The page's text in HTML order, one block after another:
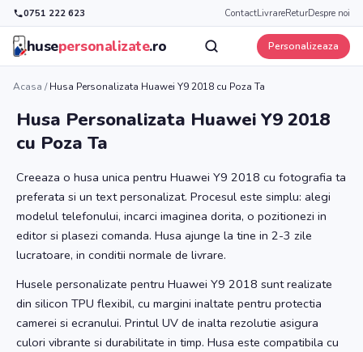
0751 222 623 ContactLivrareReturDespre noi
husepersonalizate.ro Personalizeaza
Acasa /Husa Personalizata Huawei Y9 2018 cu Poza Ta
Husa Personalizata Huawei Y9 2018
cu Poza Ta
Creeaza o husa unica pentru Huawei Y9 2018 cu fotografia ta
preferata si un text personalizat. Procesul este simplu: alegi
modelul telefonului, incarci imaginea dorita, o pozitionezi in
editor si plasezi comanda. Husa ajunge la tine in 2-3 zile
lucratoare, in conditii normale de livrare.
Husele personalizate pentru Huawei Y9 2018 sunt realizate
din silicon TPU flexibil, cu margini inaltate pentru protectia
camerei si ecranului. Printul UV de inalta rezolutie asigura
culori vibrante si durabilitate in timp. Husa este compatibila cu